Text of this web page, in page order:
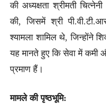
की अध्यक्षता श्रीमती
की, जिसमें श्री
श्यामला शामिल थे, जिन्होंने
यह मानते हुए कि सेवा में कमी
प्रमाण हैं।
मामले की पृष्ठभूमि: